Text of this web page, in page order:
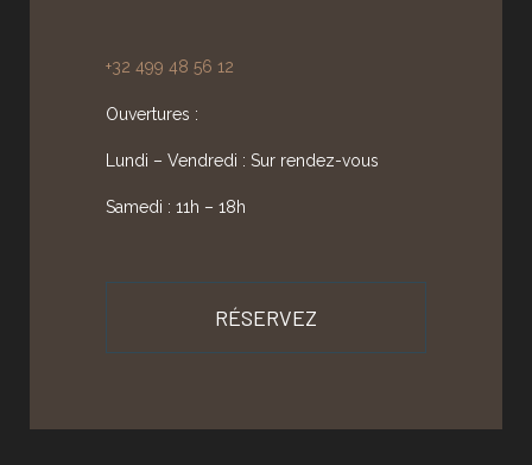
+32 499 48 56 12
Ouvertures :
Lundi – Vendredi : Sur rendez-vous
Samedi : 11h – 18h
RÉSERVEZ